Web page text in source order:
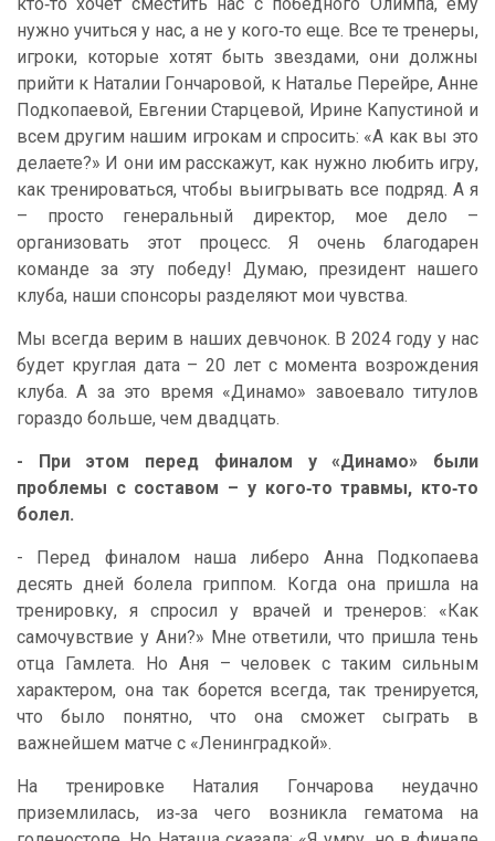
нужно учиться у нас, а не у кого‑то еще. Все те тренеры,
игроки, которые хотят быть звездами, они должны
прийти к Наталии Гончаровой, к Наталье Перейре, Анне
Подкопаевой, Евгении Старцевой, Ирине Капустиной и
всем другим нашим игрокам и спросить: «А как вы это
делаете?» И они им расскажут, как нужно любить игру,
как тренироваться, чтобы выигрывать все подряд. А я
– просто генеральный директор, мое дело –
организовать этот процесс. Я очень благодарен
команде за эту победу! Думаю, президент нашего
клуба, наши спонсоры разделяют мои чувства.
Мы всегда верим в наших девчонок. В 2024 году у нас
будет круглая дата – 20 лет с момента возрождения
клуба. А за это время «Динамо» завоевало титулов
гораздо больше, чем двадцать.
- При этом перед финалом у «Динамо» были
проблемы с составом – у кого‑то травмы, кто‑то
болел.
- Перед финалом наша либеро Анна Подкопаева
десять дней болела гриппом. Когда она пришла на
тренировку, я спросил у врачей и тренеров: «Как
самочувствие у Ани?» Мне ответили, что пришла тень
отца Гамлета. Но Аня – человек с таким сильным
характером, она так борется всегда, так тренируется,
что было понятно, что она сможет сыграть в
важнейшем матче с «Ленинградкой».
На тренировке Наталия Гончарова неудачно
приземлилась, из‑за чего возникла гематома на